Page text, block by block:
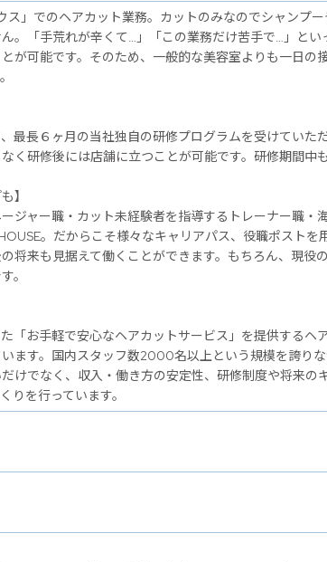
ス」でのヘアカット業務。カットのみなのでシャンプ
。「手荒れが辛くて…」「この業務だけ苦手で…」と
が可能です。そのため、一般的な美容室よりも一日の
最長６ヶ月の当社独自の研修プログラムを受けていた
く研修後には店舗に立つことが可能です。研修期間中
】
ジャー職・カット未経験者を指導するトレーナー職・
。だからこそ様々なキャリアパス、役職ポストを
将来も見据えて働くことができます。もちろん、現役
。
「お手軽で安心なヘアカットサービス」を提供するヘ
ます。国内スタッフ数2000名以上という規模を誇り
けでなく、収入・働き方の安定性、研修制度や将来の
りを行っています。